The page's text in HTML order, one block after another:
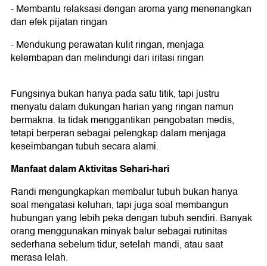
- Membantu relaksasi dengan aroma yang menenangkan
dan efek pijatan ringan
- Mendukung perawatan kulit ringan, menjaga
kelembapan dan melindungi dari iritasi ringan
Fungsinya bukan hanya pada satu titik, tapi justru
menyatu dalam dukungan harian yang ringan namun
bermakna. Ia tidak menggantikan pengobatan medis,
tetapi berperan sebagai pelengkap dalam menjaga
keseimbangan tubuh secara alami.
Manfaat dalam Aktivitas Sehari-hari
Randi mengungkapkan membalur tubuh bukan hanya
soal mengatasi keluhan, tapi juga soal membangun
hubungan yang lebih peka dengan tubuh sendiri. Banyak
orang menggunakan minyak balur sebagai rutinitas
sederhana sebelum tidur, setelah mandi, atau saat
merasa lelah.